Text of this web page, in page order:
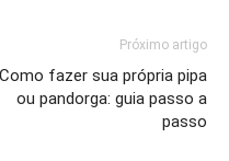
Próximo artigo
Como fazer sua própria pipa
ou pandorga: guia passo a
passo